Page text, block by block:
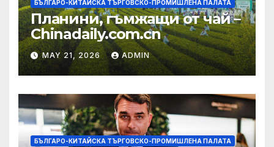
БЪЛГАРО-КИТАЙСКА ТЪРГОВСКО-ПРОМИШЛЕНА ПАЛАТА
Планини, гъмжащи от чай –
Chinadaily.com.cn
MAY 21, 2026 ADMIN
БЪЛГАРО-КИТАЙСКА ТЪРГОВСКО-ПРОМИШЛЕНА ПАЛАТА